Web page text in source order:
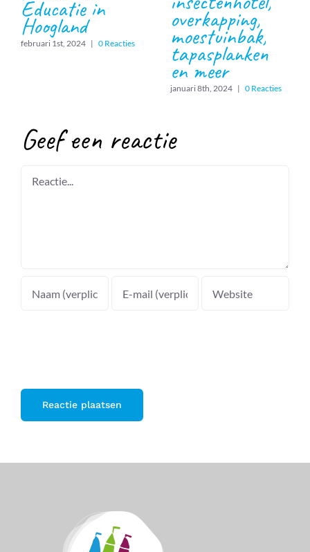
Educatie in
Hoogland
februari 1st, 2024 | 0 Reacties
overkapping,
moestuinbak,
tapasplanken
en meer
januari 8th, 2024 | 0 Reacties
Geef een reactie